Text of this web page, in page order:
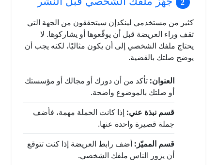
كثير من مستخدمي لينكدإن سيتحققون من الجهة التي
تقف وراء العريضة قبل أن يوقّعوها أو يشاركوها. لا
يحتاج ملفك الشخصي إلى أن يكون مثاليًا، لكنه يجب أن
يوضح صلتك بالقضية.
العنوان: تأكد من أن دورك أو مجالك أو مؤسستك
أو صلتك بالموضوع واضحة.
قسم نبذة عني: إذا كانت الحملة مهمة، فأضف
جملة قصيرة واحدة عنها.
قسم المميّز: أضف رابط العريضة إذا كنت تتوقع
أن يزور الناس ملفك الشخصي.